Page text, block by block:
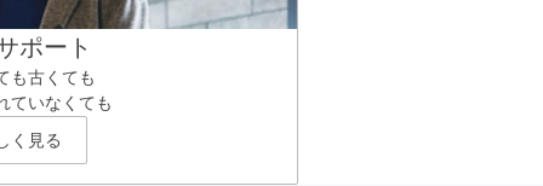
ポート
も古くても
ていなくても
く見る